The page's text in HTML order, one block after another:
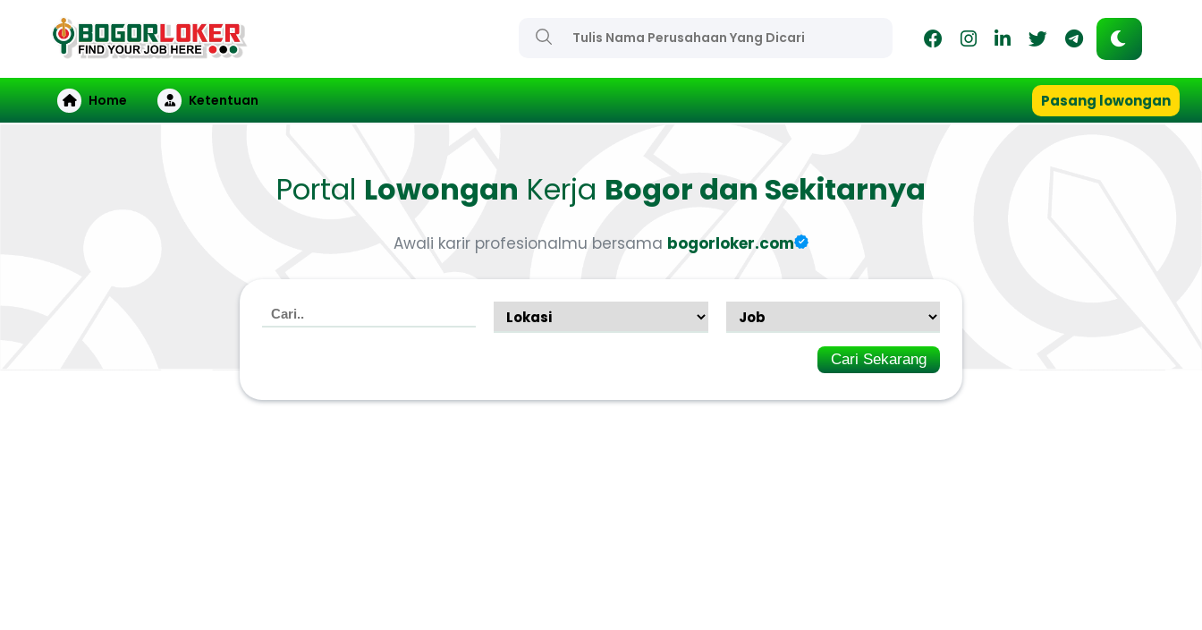
Home Ketentuan Pasang lowongan
Portal Lowongan Kerja Bogor dan Sekitarnya
Awali karir profesionalmu bersama bogorloker.com
Cari Sekarang